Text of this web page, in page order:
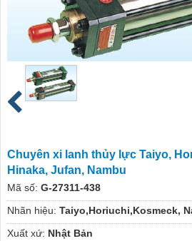
Chuyên xi lanh thủy lực Taiyo,
Hinaka, Jufan, Nambu
Mã số: G-27311-438
Nhãn hiệu: Taiyo,Horiuchi,Kosmeck,
Xuất xứ: Nhật Bản